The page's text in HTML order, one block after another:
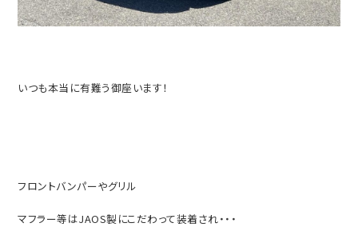
いつも本当に有難う御座います！
フロントバンパーやグリル
マフラー等はJAOS製にこだわって装着され・・・